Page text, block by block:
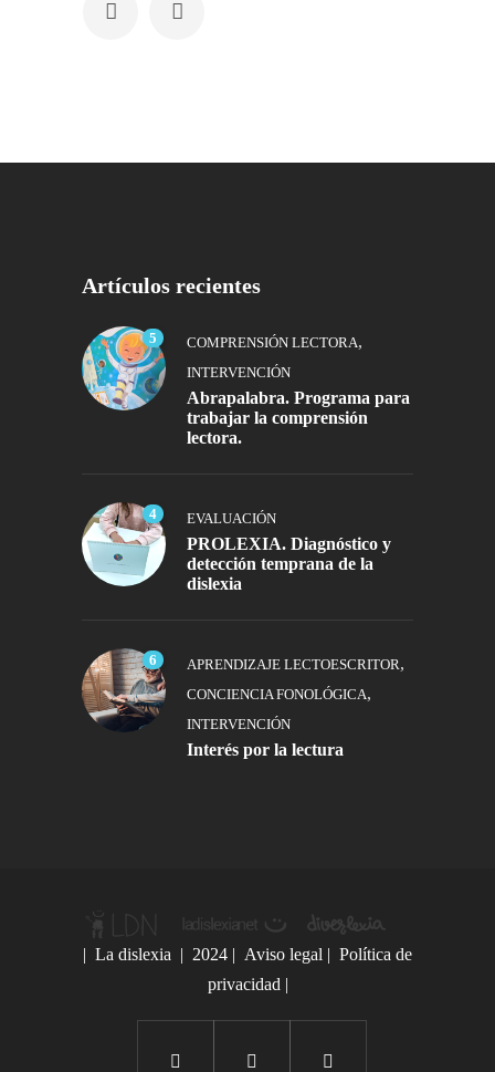
Artículos recientes
5 COMPRENSIÓN LECTORA,
INTERVENCIÓN
Abrapalabra. Programa para
trabajar la comprensión
lectora.
4 EVALUACIÓN
PROLEXIA. Diagnóstico y
detección temprana de la
dislexia
6 APRENDIZAJE LECTOESCRITOR,
CONCIENCIA FONOLÓGICA,
INTERVENCIÓN
Interés por la lectura
| La dislexia | 2024 | Aviso legal | Política de
privacidad |